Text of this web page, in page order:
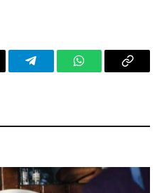
TelegramWhatsAppCopy